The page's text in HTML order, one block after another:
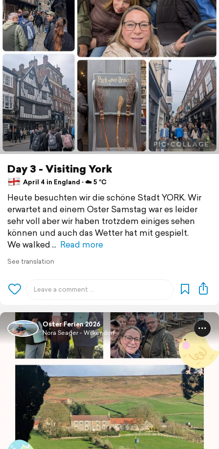
Day 3 - Visiting York
April 4 in England ⋅ ☁️ 5 °C
Heute besuchten wir die schöne Stadt YORK. Wir
erwartet and einem Oster Samstag war es leider
sehr voll aber wir haben trotzdem einiges sehen
können und auch das Wetter hat mit gespielt.
We walked
Read more
See translation
Oster Ferien 2026
Nora Seager - Wilkendorf